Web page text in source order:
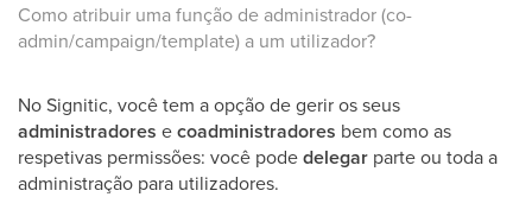
Como atribuir uma função de administrador (co-
admin/campaign/template) a um utilizador?
No Signitic, você tem a opção de gerir os seus
administradores ecoadministradores bem como as
respetivas permissões: você podedelegar parte ou toda a
administração para utilizadores.